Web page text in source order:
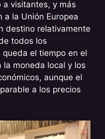
a visitantes, y más
a la Unión Europea
destino relativamente
todos los
el tiempo en el
la moneda local y los
aunque el
a los precios